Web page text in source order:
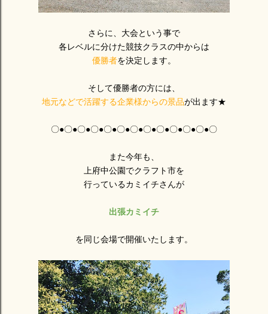
さらに、大会という事で
各レベルに分けた競技クラスの中からは
優勝者を決定します。
そして優勝者の方には、
地元などで活躍する企業様からの景品が出ます★
〇●〇●〇●〇●〇●〇●〇●〇●〇●〇●〇●〇●〇
また今年も、
上府中公園でクラフト市を
行っているカミイチさんが
出張カミイチ
を同じ会場で開催いたします。